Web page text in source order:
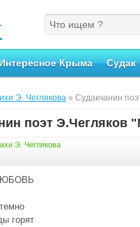
Крыма Судак
Э. Чеглякова » Судакчанин
поэт
Э. Чеглякова
горят